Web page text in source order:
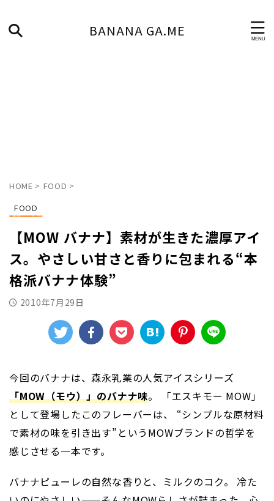
BANANA GA.ME
HOME > FOOD >
FOOD
【MOW バナナ】素材が生きた濃厚アイ
ス。やさしい甘さと香りに包まれる“本
格派バナナ体験”
2010年7月29日
今回のバナナは、森永乳業の人気アイスシリーズ
「MOW（モウ）」のバナナ味。 「エスキモー MOW」
として登場したこのフレーバーは、 “シンプルな原材料
で素材の味を引き出す”というMOWブランドの哲学を
感じさせる一本です。
バナナピューレの自然な香りと、ミルクのコク。 冷た